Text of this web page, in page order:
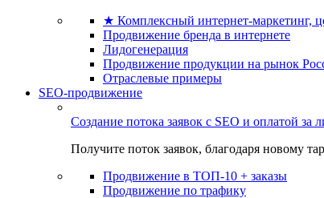
★ Комплексный интернет-маркетинг,
Продвижение бренда в интернете
Лидогенерация
Продвижение продукции на рынок
Отраслевые примеры
SEO-продвижение
Создание потока заявок с SEO и оплатой
Получите поток заявок, благодаря новому
Продвижение в ТОП-10 + заказы
Продвижение по трафику